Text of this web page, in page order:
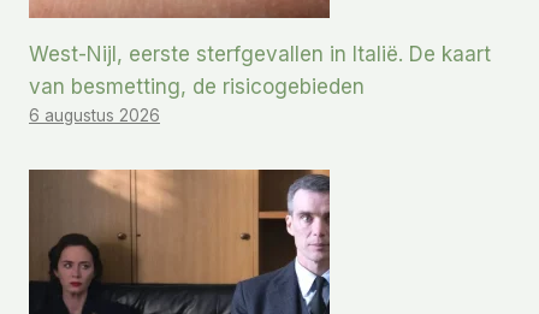
West-Nijl, eerste sterfgevallen in Italië. De kaart
van besmetting, de risicogebieden
6 augustus 2026